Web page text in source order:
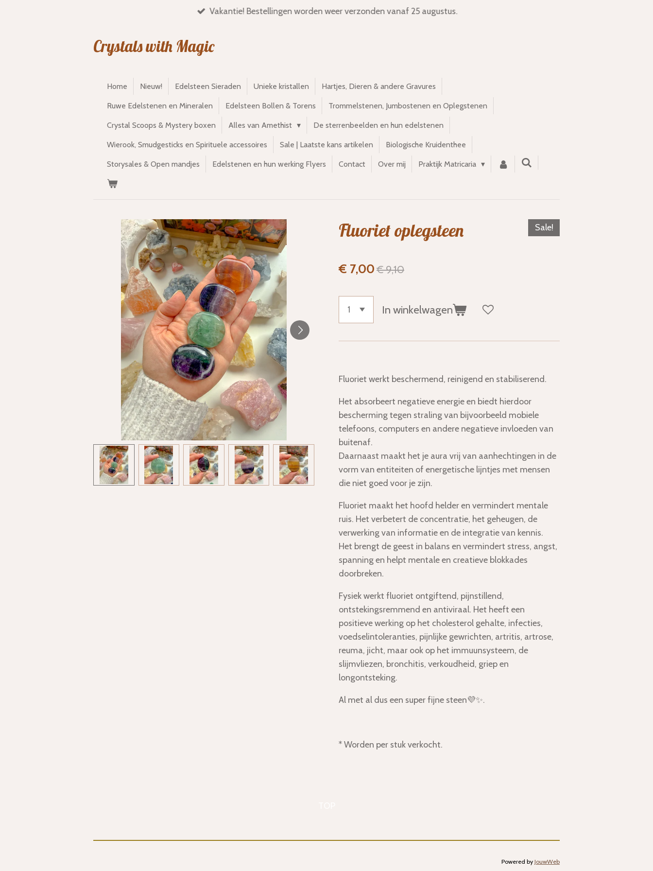
Vakantie! Bestellingen worden weer verzonden vanaf 25 augustus.
Crystals with Magic
Home Nieuw! Edelsteen Sieraden Unieke kristallen Hartjes, Dieren & andere Gravures
Ruwe Edelstenen en Mineralen Edelsteen Bollen & Torens Trommelstenen, Jumbostenen en Oplegstenen
Crystal Scoops & Mystery boxen Alles van Amethist De sterrenbeelden en hun edelstenen
Wierook, Smudgesticks en Spirituele accessoires Sale | Laatste kans artikelen Biologische Kruidenthee
Storysales & Open mandjes Edelstenen en hun werking Flyers Contact Over mij Praktijk Matricaria
Fluoriet oplegsteen Sale!
€ 7,00€ 9,10
In winkelwagen
Fluoriet werkt beschermend, reinigend en stabiliserend.
Het absorbeert negatieve energie en biedt hierdoor
bescherming tegen straling van bijvoorbeeld mobiele
telefoons, computers en andere negatieve invloeden van
buitenaf.
Daarnaast maakt het je aura vrij van aanhechtingen in de
vorm van entiteiten of energetische lijntjes met mensen
die niet goed voor je zijn.
Fluoriet maakt het hoofd helder en vermindert mentale
ruis. Het verbetert de concentratie, het geheugen, de
verwerking van informatie en de integratie van kennis.
Het brengt de geest in balans en vermindert stress, angst,
spanning en helpt mentale en creatieve blokkades
doorbreken.
Fysiek werkt fluoriet ontgiftend, pijnstillend,
ontstekingsremmend en antiviraal. Het heeft een
positieve werking op het cholesterol gehalte, infecties,
voedselintoleranties, pijnlijke gewrichten, artritis, artrose,
reuma, jicht, maar ook op het immuunsysteem, de
slijmvliezen, bronchitis, verkoudheid, griep en
longontsteking.
Al met al dus een super fijne steen💜✨.
* Worden per stuk verkocht.
Powered by JouwWeb